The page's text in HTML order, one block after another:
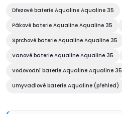
á
d
a
c
Dřezové baterie Aqualine Aqualine 35
Pákové baterie Aqualine Aqualine 35
Sprchové baterie Aqualine Aqualine 35
Vanové baterie Aqualine Aqualine 35
Vodovodní baterie Aqualine Aqualine 35
Umyvadlové baterie Aqualine (přehled)